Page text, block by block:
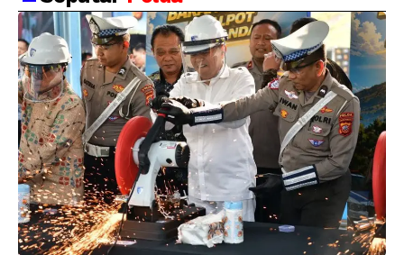
Diamankan
Profesionalisme